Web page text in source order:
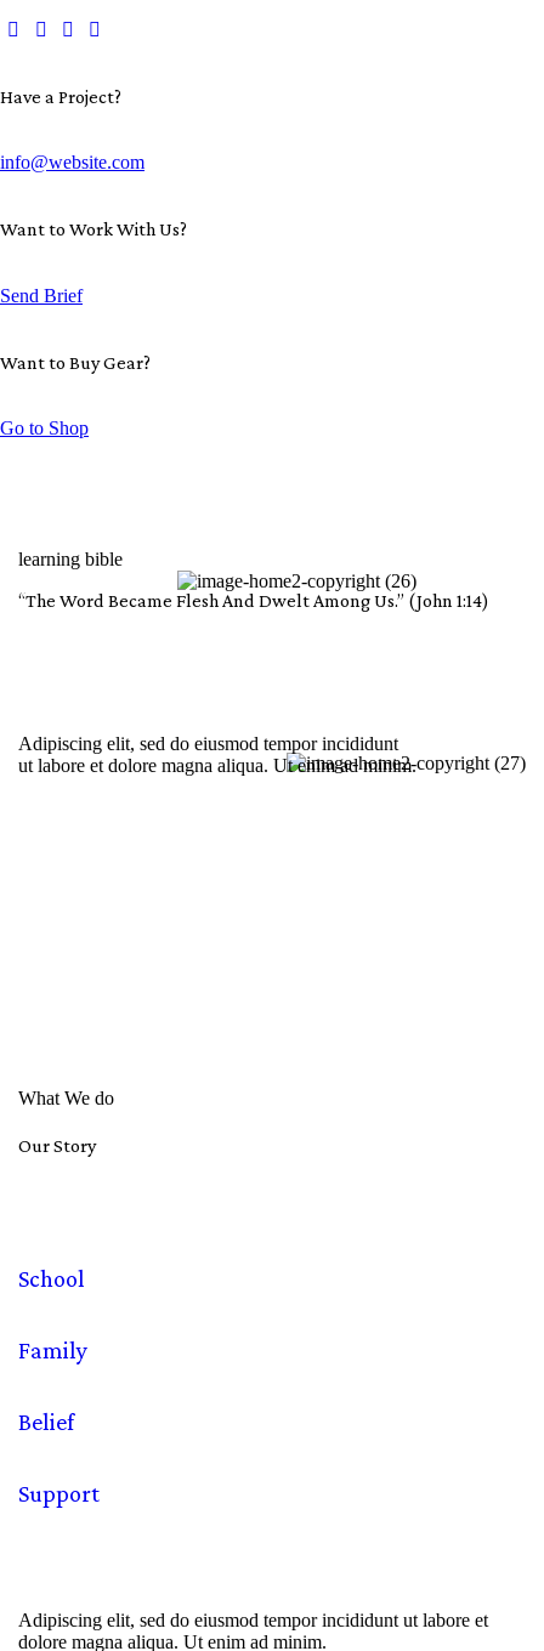
Have a Project?
info@website.com
Want to Work With Us?
Send Brief
Want to Buy Gear?
Go to Shop
learning bible
“The Word Became Flesh And Dwelt Among Us.” (John 1:14)
Adipiscing elit, sed do eiusmod tempor incididunt
ut labore et dolore magna aliqua. Ut enim ad minim.
What We do
Our Story
School
Family
Belief
Support
Adipiscing elit, sed do eiusmod tempor incididunt ut labore et
dolore magna aliqua. Ut enim ad minim.